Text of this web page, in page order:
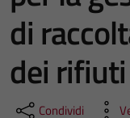
di
dei
Condividi